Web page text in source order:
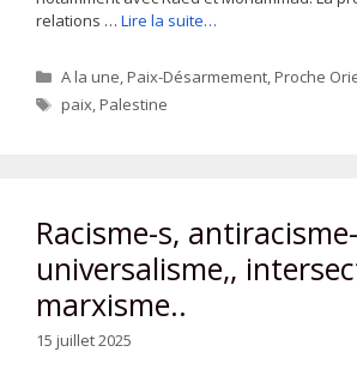
relations … Lire la suite…
Catégories
A la une,Paix-Désarmement,Proche
Étiquettes
paix,Palestine
Racisme-s,
universalisme,,
marxisme..
15 juillet 2025